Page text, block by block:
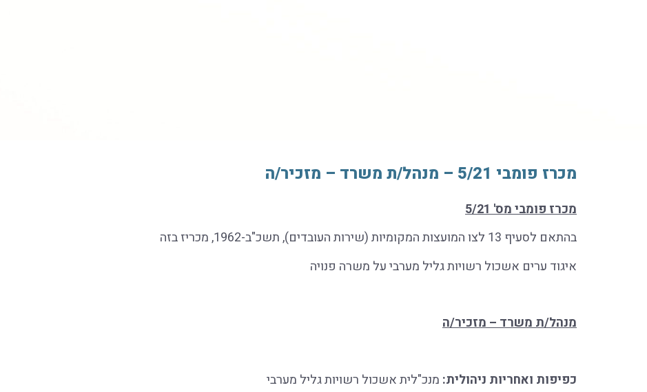
מכרז פומבי 5/21 – מנהל/ת משרד – מזכיר/ה
מכרז פומבי מס' 5/21
בהתאם לסעיף 13 לצו המועצות המקומיות (שירות העובדים), תשכ"ב-1962, מכריז בזה
איגוד ערים אשכול רשויות גליל מערבי על משרה פנויה
מנהל/ת משרד – מזכיר/ה
כפיפות ואחריות ניהולית: מנכ"לית אשכול רשויות גליל מערבי